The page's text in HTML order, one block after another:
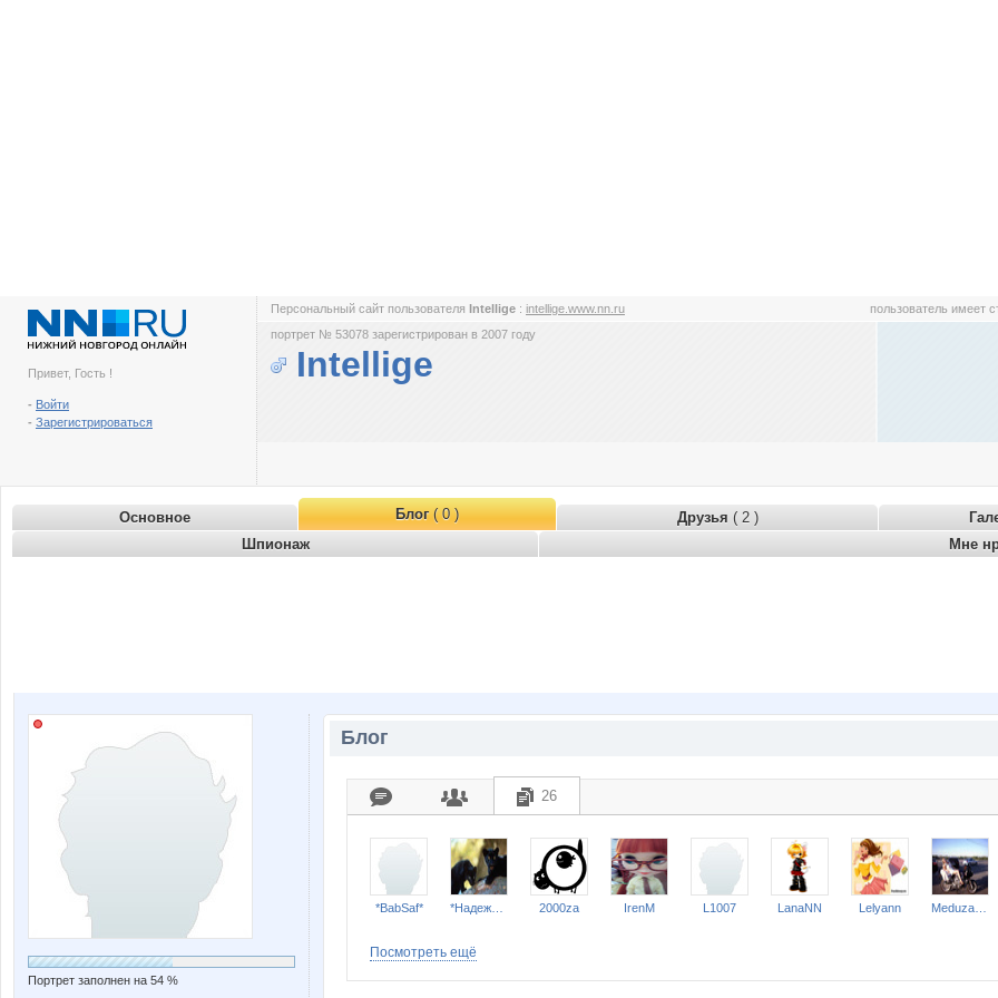
Привет, Гость !
- Войти
- Зарегистрироваться
Персональный сайт пользователя Intellige : intellige.www.nn.ru пользователь имеет
портрет № 53078 зарегистрирован в 2007 году
Intellige
Основное Блог( 0 ) Друзья ( 2 )
Шпионаж
Мне
Портрет заполнен на 54 %
Блог
26
*BabSaf* 2000za IrenM L1007 LanaNN Lelyann
Посмотреть ещё